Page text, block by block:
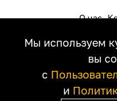
Мы используем
вы
с
и
О нас
Политика